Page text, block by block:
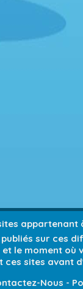
sur ces
le moment où
ces sites avant
Nous -